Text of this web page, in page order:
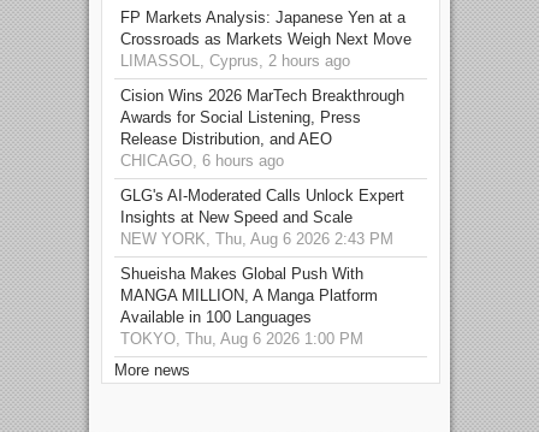
FP Markets Analysis: Japanese Yen at a
Crossroads as Markets Weigh Next Move
LIMASSOL, Cyprus, 2 hours ago
Cision Wins 2026 MarTech Breakthrough
Awards for Social Listening, Press
Release Distribution, and AEO
CHICAGO, 6 hours ago
GLG's AI-Moderated Calls Unlock Expert
Insights at New Speed and Scale
NEW YORK, Thu, Aug 6 2026 2:43 PM
Shueisha Makes Global Push With
MANGA MILLION, A Manga Platform
Available in 100 Languages
TOKYO, Thu, Aug 6 2026 1:00 PM
More news